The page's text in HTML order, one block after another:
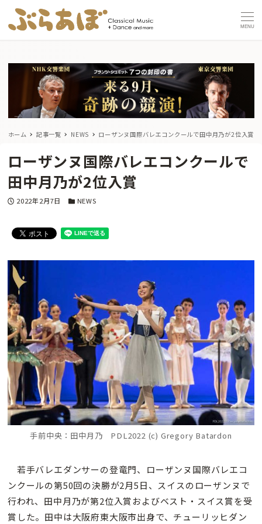
MENU
ホーム 記事一覧 NEWS ローザンヌ国際バレエコンクールで田中月乃が2位入賞
ローザンヌ国際バレエコンクールで
田中月乃が2位入賞
投稿日
2022年2月7日 カテゴリー
NEWS
手前中央： 田中月乃 PDL2022 (c) Gregory Batardon
若手バレエダンサーの登竜門、ローザンヌ国際バレエコ
ンクールの第50回の決勝が2月5日、スイスのローザンヌで
行われ、田中月乃が第2位入賞およびベスト・スイス賞を受
賞した。田中は大阪府東大阪市出身で、チューリッヒダン